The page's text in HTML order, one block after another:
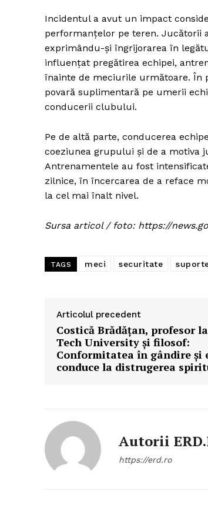
Incidentul a avut un impact
performanțelor pe teren. Jucătorii
exprimându-și îngrijorarea în
influențat pregătirea echipei,
înainte de meciurile următoare. În
povară suplimentară pe umerii
conducerii clubului.
Pe de altă parte, conducerea
coeziunea grupului și de a motiva
Antrenamentele au fost
zilnice, în încercarea de a reface
la cel mai înalt nivel.
Sursa articol / foto: https://
TAGS meci securitate
Articolul precedent
Costică Brădățan, profesor
Tech University și filosof:
Conformitatea în gândire și
conduce la distrugerea
Autorii
https://erd.ro